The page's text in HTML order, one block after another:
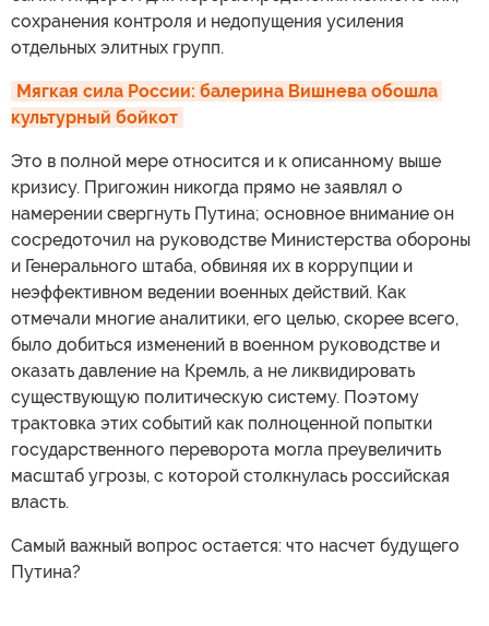
сохранения контроля и недопущения усиления
отдельных элитных групп.
Мягкая сила России: балерина Вишнева обошла
культурный бойкот
Это в полной мере относится и к описанному выше
кризису. Пригожин никогда прямо не заявлял о
намерении свергнуть Путина; основное внимание он
сосредоточил на руководстве Министерства обороны
и Генерального штаба, обвиняя их в коррупции и
неэффективном ведении военных действий. Как
отмечали многие аналитики, его целью, скорее всего,
было добиться изменений в военном руководстве и
оказать давление на Кремль, а не ликвидировать
существующую политическую систему. Поэтому
трактовка этих событий как полноценной попытки
государственного переворота могла преувеличить
масштаб угрозы, с которой столкнулась российская
власть.
Самый важный вопрос остается: что насчет будущего
Путина?